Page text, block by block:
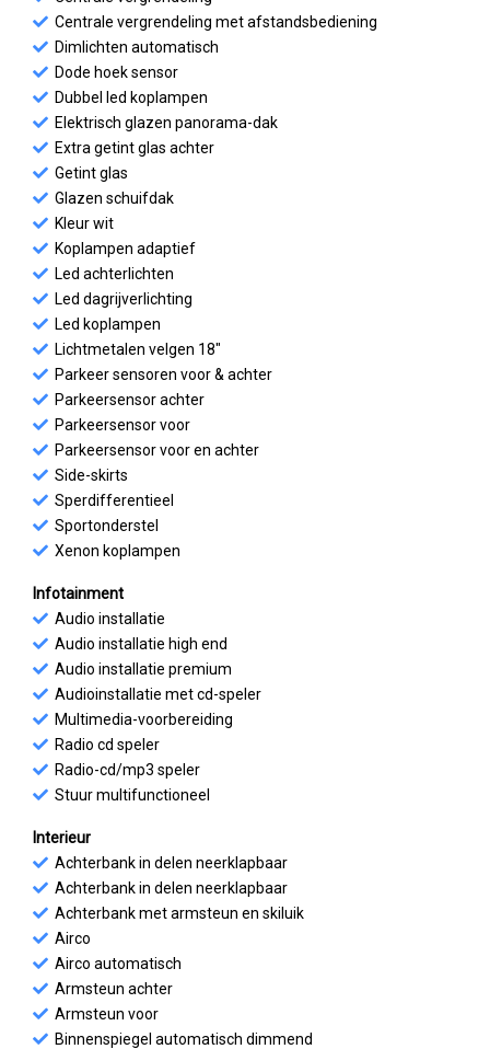
Centrale vergrendeling met afstandsbediening
Dimlichten automatisch
Dode hoek sensor
Dubbel led koplampen
Elektrisch glazen panorama-dak
Extra getint glas achter
Getint glas
Glazen schuifdak
Kleur wit
Koplampen adaptief
Led achterlichten
Led dagrijverlichting
Led koplampen
Lichtmetalen velgen 18"
Parkeer sensoren voor & achter
Parkeersensor achter
Parkeersensor voor
Parkeersensor voor en achter
Side-skirts
Sperdifferentieel
Sportonderstel
Xenon koplampen
Infotainment
Audio installatie
Audio installatie high end
Audio installatie premium
Audioinstallatie met cd-speler
Multimedia-voorbereiding
Radio cd speler
Radio-cd/mp3 speler
Stuur multifunctioneel
Interieur
Achterbank in delen neerklapbaar
Achterbank in delen neerklapbaar
Achterbank met armsteun en skiluik
Airco
Airco automatisch
Armsteun achter
Armsteun voor
Binnenspiegel automatisch dimmend